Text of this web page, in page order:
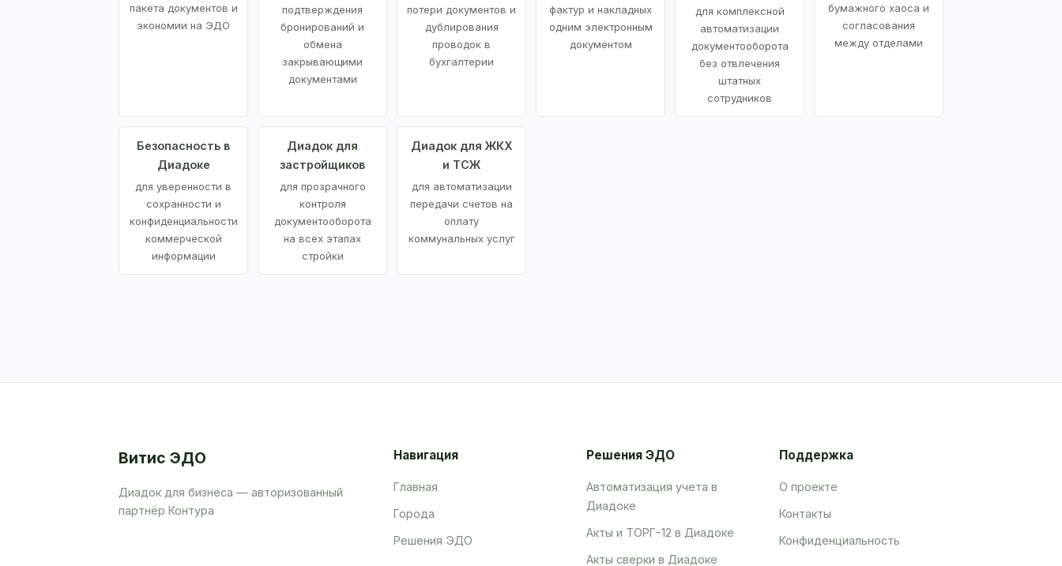
пакета документов и
экономии на ЭДО
подтверждения
бронирований и
обмена
закрывающими
документами
потери документов и
дублирования
проводок в
бухгалтерии
фактур и накладных
одним электронным
документом
для комплексной
автоматизации
документооборота
без отвлечения
штатных
сотрудников
бумажного хаоса и
согласования
между отделами
Безопасность в
Диадоке
для уверенности в
сохранности и
конфиденциальности
коммерческой
информации
Диадок для
застройщиков
для прозрачного
контроля
документооборота
на всех этапах
стройки
Диадок для ЖКХ
и ТСЖ
для автоматизации
передачи счетов на
оплату
коммунальных услуг
Витис ЭДО
Диадок для бизнеса — авторизованный
партнёр Контура
Навигация
Главная
Города
Решения ЭДО
Решения ЭДО
Автоматизация учета в
Диадоке
Акты и ТОРГ-12 в Диадоке
Акты сверки в Диадоке
Поддержка
О проекте
Контакты
Конфиденциальность